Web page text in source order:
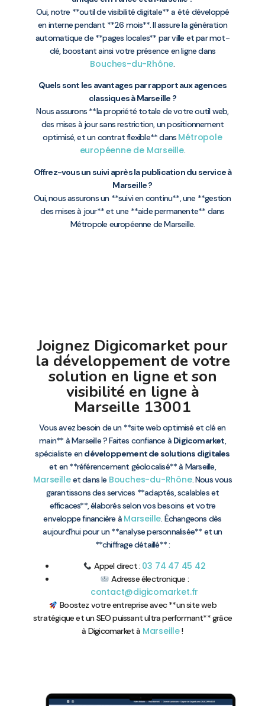
Oui, notre **outil de visibilité digitale** a été développé
en interne pendant **26 mois**. Il assure la génération
automatique de **pages locales** par ville et par mot-
clé, boostant ainsi votre présence en ligne dans
Bouches-du-Rhône.
Quels sont les avantages par rapport aux agences
classiques à Marseille ?
Nous assurons **la propriété totale de votre outil web,
des mises à jour sans restriction, un positionnement
optimisé, et un contrat flexible** dans Métropole
européenne de Marseille.
Offrez-vous un suivi après la publication du service à
Marseille ?
Oui, nous assurons un **suivi en continu**, une **gestion
des mises à jour** et une **aide permanente** dans
Métropole européenne de Marseille.
Joignez Digicomarket pour
la développement de votre
solution en ligne et son
visibilité en ligne à
Marseille 13001
Vous avez besoin de un **site web optimisé et clé en
main** à Marseille ? Faites confiance à Digicomarket,
spécialiste endéveloppement de solutions digitales
et en **référencement géolocalisé** à Marseille,
Marseilleet dans le Bouches-du-Rhône. Nous vous
garantissons des services **adaptés, scalables et
efficaces**, élaborés selon vos besoins et votre
enveloppe financière à Marseille. Échangeons dès
aujourd’hui pour un **analyse personnalisée** et un
**chiffrage détaillé** :
Appel direct : 03 74 47 45 42
Adresse électronique :
contact@digicomarket.fr
Boostez votre entreprise avec **un site web
stratégique et un SEO puissant ultra performant** grâce
à Digicomarket à Marseille!